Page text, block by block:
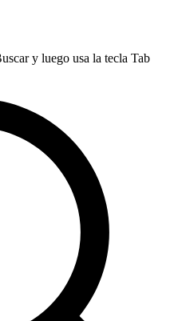
y luego usa la tecla Tab